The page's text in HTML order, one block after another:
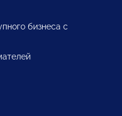
бизнеса с